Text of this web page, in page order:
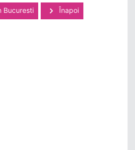
Bucuresti Înapoi